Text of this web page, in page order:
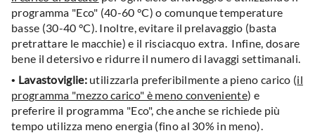
programma "Eco" (40-60 °C) o comunque temperature
basse (30-40 °C). Inoltre, evitare il prelavaggio (basta
pretrattare le macchie) e il risciacquo extra. Infine, dosare
bene il detersivo e ridurre il numero di lavaggi settimanali.
• Lavastoviglie: utilizzarla preferibilmente a pieno carico (il
programma "mezzo carico" è meno conveniente) e
preferire il programma "Eco", che anche se richiede più
tempo utilizza meno energia (fino al 30% in meno).